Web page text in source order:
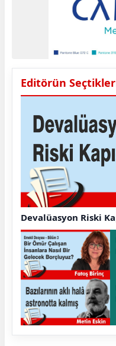
Editörün
Devalüasyon Riski